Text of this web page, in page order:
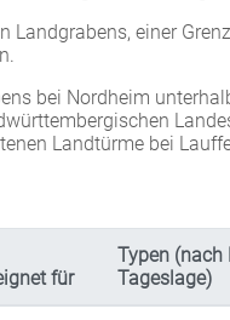
Landgrabens, einer
bei Nordheim
Landtürme bei
für
Typen (nach
Tageslage)